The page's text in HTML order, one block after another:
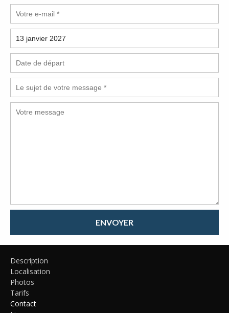
ENVOYER
Description
Localisation
Photos
Tarifs
Contact